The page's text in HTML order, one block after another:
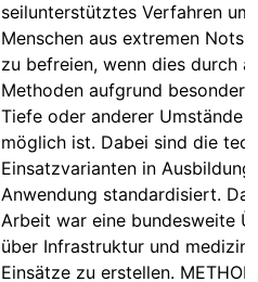
seilunterstütztes Verfahren um
Menschen aus extremen
zu befreien, wenn dies durch
Methoden aufgrund
Tiefe oder anderer Umstände
möglich ist. Dabei sind die
Einsatzvarianten in Ausbildung
Anwendung standardisiert.
Arbeit war eine bundesweite
über Infrastruktur und
Einsätze zu erstellen.